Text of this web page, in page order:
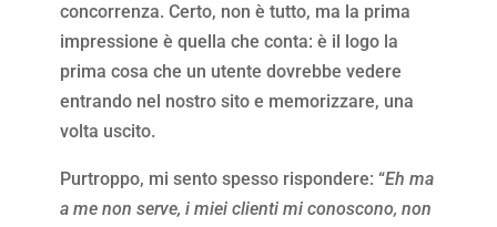
concorrenza. Certo, non è tutto, ma la prima
impressione è quella che conta: è il logo la
prima cosa che un utente dovrebbe vedere
entrando nel nostro sito e memorizzare, una
volta uscito.
Purtroppo, mi sento spesso rispondere: “Eh ma
a me non serve, i miei clienti mi conoscono, non